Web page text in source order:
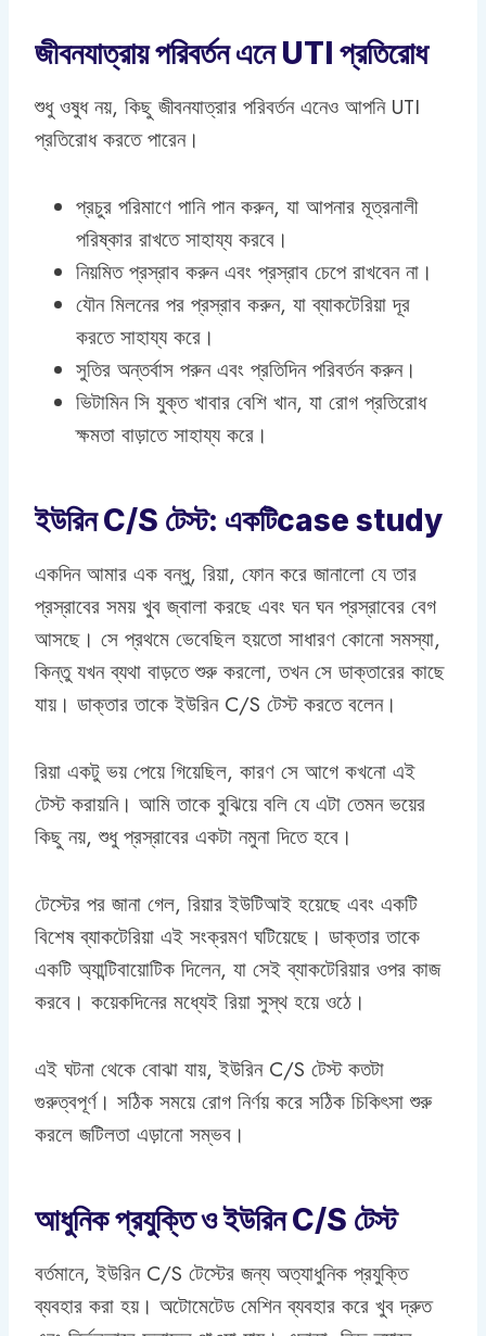
জীবনযাত্রায় পরিবর্তন এনে UTI প্রতিরোধ
শুধু ওষুধ নয়, কিছু জীবনযাত্রার পরিবর্তন এনেও আপনি UTI
প্রতিরোধ করতে পারেন।
প্রচুর পরিমাণে পানি পান করুন, যা আপনার মূত্রনালী
পরিষ্কার রাখতে সাহায্য করবে।
নিয়মিত প্রস্রাব করুন এবং প্রস্রাব চেপে রাখবেন না।
যৌন মিলনের পর প্রস্রাব করুন, যা ব্যাকটেরিয়া দূর
করতে সাহায্য করে।
সুতির অন্তর্বাস পরুন এবং প্রতিদিন পরিবর্তন করুন।
ভিটামিন সি যুক্ত খাবার বেশি খান, যা রোগ প্রতিরোধ
ক্ষমতা বাড়াতে সাহায্য করে।
ইউরিন C/S টেস্ট: একটিcase study
একদিন আমার এক বন্ধু, রিয়া, ফোন করে জানালো যে তার
প্রস্রাবের সময় খুব জ্বালা করছে এবং ঘন ঘন প্রস্রাবের বেগ
আসছে। সে প্রথমে ভেবেছিল হয়তো সাধারণ কোনো সমস্যা,
কিন্তু যখন ব্যথা বাড়তে শুরু করলো, তখন সে ডাক্তারের কাছে
যায়। ডাক্তার তাকে ইউরিন C/S টেস্ট করতে বলেন।
রিয়া একটু ভয় পেয়ে গিয়েছিল, কারণ সে আগে কখনো এই
টেস্ট করায়নি। আমি তাকে বুঝিয়ে বলি যে এটা তেমন ভয়ের
কিছু নয়, শুধু প্রস্রাবের একটা নমুনা দিতে হবে।
টেস্টের পর জানা গেল, রিয়ার ইউটিআই হয়েছে এবং একটি
বিশেষ ব্যাকটেরিয়া এই সংক্রমণ ঘটিয়েছে। ডাক্তার তাকে
একটি অ্যান্টিবায়োটিক দিলেন, যা সেই ব্যাকটেরিয়ার ওপর কাজ
করবে। কয়েকদিনের মধ্যেই রিয়া সুস্থ হয়ে ওঠে।
এই ঘটনা থেকে বোঝা যায়, ইউরিন C/S টেস্ট কতটা
গুরুত্বপূর্ণ। সঠিক সময়ে রোগ নির্ণয় করে সঠিক চিকিৎসা শুরু
করলে জটিলতা এড়ানো সম্ভব।
আধুনিক প্রযুক্তি ও ইউরিন C/S টেস্ট
বর্তমানে, ইউরিন C/S টেস্টের জন্য অত্যাধুনিক প্রযুক্তি
ব্যবহার করা হয়। অটোমেটেড মেশিন ব্যবহার করে খুব দ্রুত